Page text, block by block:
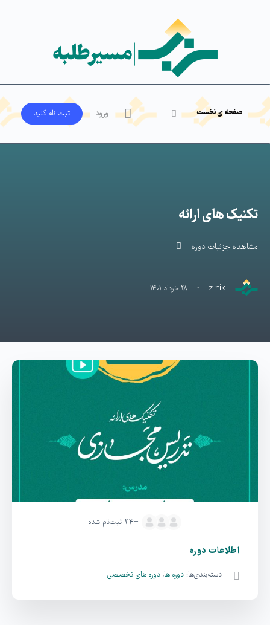
صفحه ی نخست ورود ثبت‌ نام کنید
تکنیک های ارائه
مشاهده جزئیات دوره
z nik
· ۲۸ خرداد ۱۴۰۱
+۲۴ ثبت‌نام شده
اطلاعات دوره
دسته‌بندی‌ها: دوره ها, دوره های تخصصی